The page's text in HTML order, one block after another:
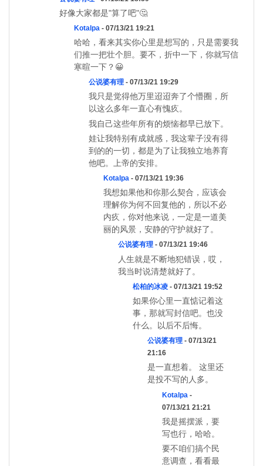
好像大家都是"算了吧"🤔
Kotalpa - 07/13/21 19:21
哈哈，看来其实你心里是想写的，只是需要我
们推一把壮个胆。要不，折中一下，你就写信
寒暄一下？😀
公说婆有理 - 07/13/21 19:29
我只是觉得他万里迢迢奔了个懵圈，所
以这么多年一直心有愧疚。
我自己这些年所有的烦恼都早已放下。
娃让我特别有成就感，我这辈子没有得
到的的一切，都是为了让我独立地养育
他吧。上帝的安排。
Kotalpa - 07/13/21 19:36
我想如果他和你那么契合，应该会
理解你为何不回复他的，所以不必
内疚，你对他来说，一定是一道美
丽的风景，安静的守护就好了。
公说婆有理 - 07/13/21 19:46
人生就是不断地犯错误，哎，
我当时说清楚就好了。
松柏的冰凌 - 07/13/21 19:52
如果你心里一直惦记着这
事，那就写封信吧。也没
什么。以后不后悔。
公说婆有理 - 07/13/21
21:16
是一直想着。 这里还
是投不写的人多。
Kotalpa -
07/13/21 21:21
我是摇摆派，要
写也行，哈哈。
要不咱们搞个民
意调查，看看最